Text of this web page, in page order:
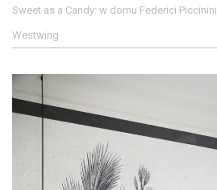
Sweet as a Candy: w domu Federici Piccinini
Westwing